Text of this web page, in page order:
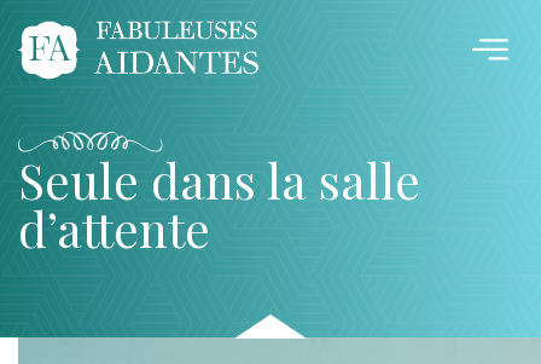
Seule dans la salle
d’attente